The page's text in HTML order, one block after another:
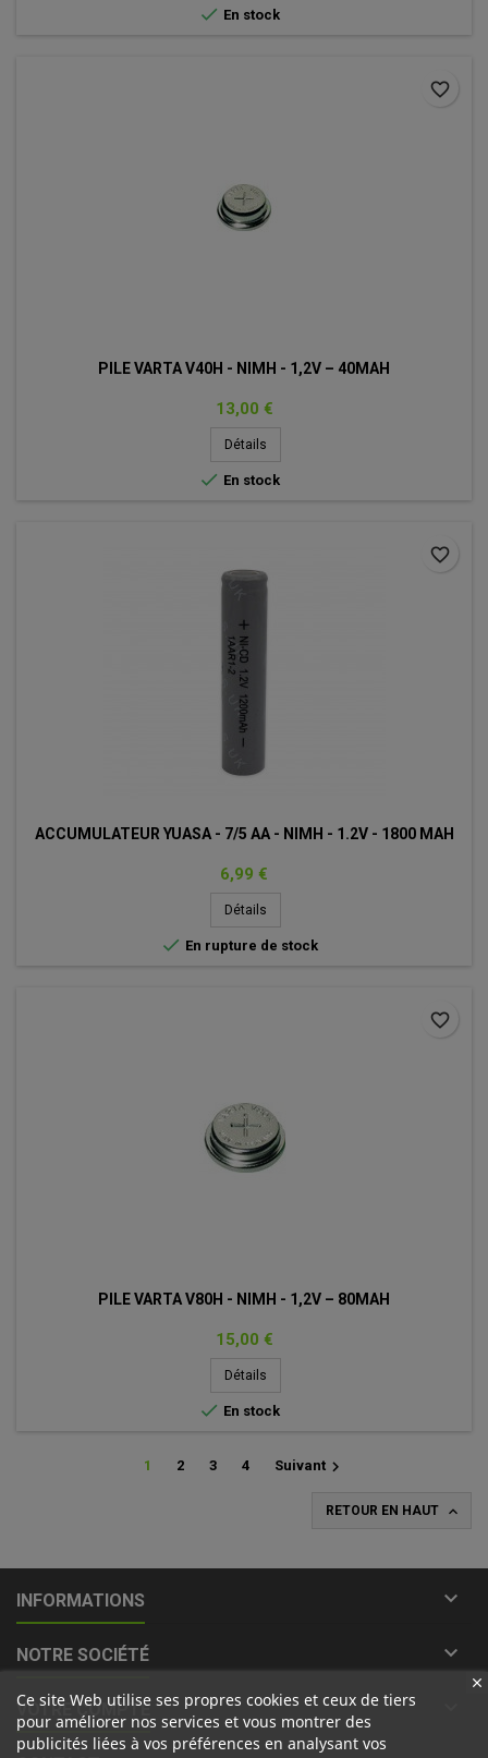
 En stock
PILE VARTA V40H - NIMH - 1,2V – 40MAH
Prix
13,00 €
Détails
 En stock
favorite_border
ACCUMULATEUR YUASA - 7/5 AA - NIMH - 1.2V - 1800 MAH
Prix
6,99 €
Détails
 En rupture de stock
favorite_border
PILE VARTA V80H - NIMH - 1,2V – 80MAH
Prix
15,00 €
Détails
 En stock
favorite_border
1 2 3 4 Suivant
RETOUR EN HAUT 
INFORMATIONS 
NOTRE SOCIÉTÉ 
VOTRE COMPTE
Ce site Web utilise ses propres cookies et ceux de tiers
pour améliorer nos services et vous montrer des
publicités liées à vos préférences en analysant vos